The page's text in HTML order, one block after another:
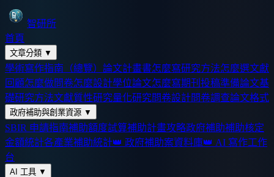
智研所
首頁
文章分類 ▼
學術寫作指南（總覽） 論文計畫書怎麼寫研究方法怎麼選文獻
回顧怎麼做問卷怎麼設計學位論文怎麼寫期刊投稿準備論文基
礎研究方法文獻質性研究量化研究問卷設計問卷調查論文格式
政府補助與創業資源 ▼
SBIR 申請指南補助額度試算補助計畫攻略政府補助補助核定
金額統計各產業補助統計👑 政府補助案資料庫👑 AI 寫作工作
台
AI 工具 ▼